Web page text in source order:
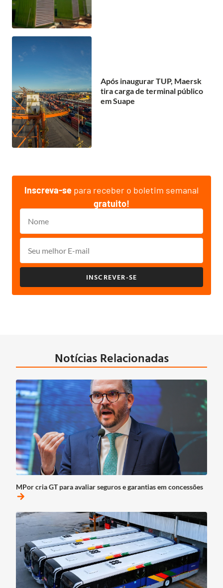
Após inaugurar TUP, Maersk
tira carga de terminal público
em Suape
Inscreva-se para receber o boletim semanal
gratuito!
INSCREVER-SE
Notícias Relacionadas
MPor cria GT para avaliar seguros e garantias em concessões
arrow_forward